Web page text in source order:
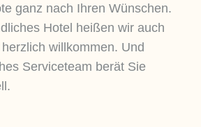
ganz nach Ihren Wünschen.
Hotel heißen wir auch
willkommen. Und
Serviceteam berät Sie